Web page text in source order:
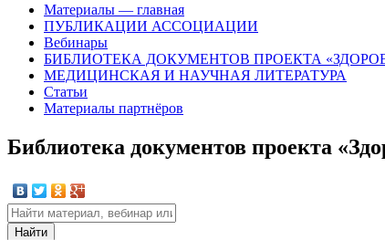
Материалы — главная
ПУБЛИКАЦИИ АССОЦИАЦИИ
Вебинары
БИБЛИОТЕКА ДОКУМЕНТОВ ПРОЕКТА
МЕДИЦИНСКАЯ И НАУЧНАЯ ЛИТЕРАТУРА
Статьи
Материалы партнёров
Библиотека документов проекта